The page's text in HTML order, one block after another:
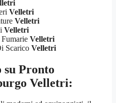
Velletri
Velletri
Velletri
Velletri
Scarico Velletri
su Pronto
Velletri: